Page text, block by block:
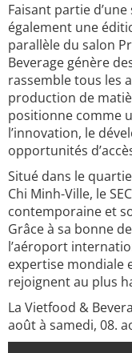
Faisant partie
également une
parallèle du salon
Beverage génère
rassemble tous les
production de
positionne comme
l’innovation, le
opportunités
Situé dans le
Chi Minh-Ville, le
contemporaine et
Grâce à sa bonne
l’aéroport
expertise mondiale
rejoignent au plus
La Vietfood &
août à samedi, 08.